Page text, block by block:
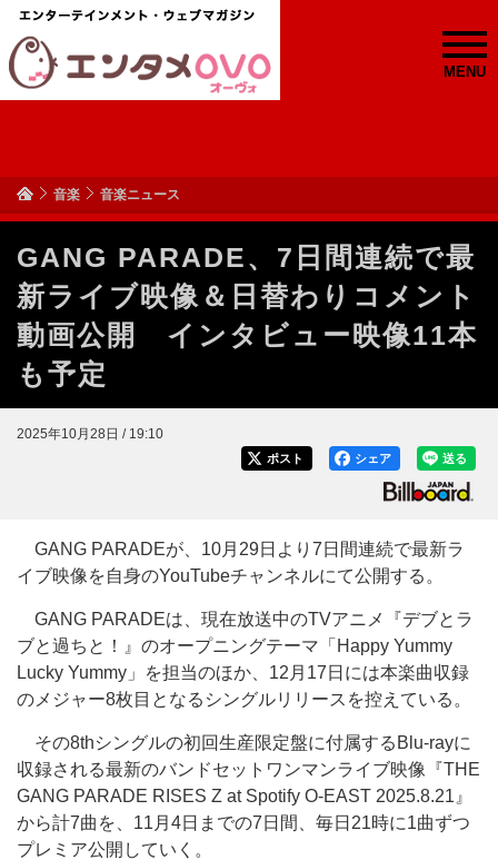
MENU
音楽 音楽ニュース
GANG PARADE、7日間連続で最
新ライブ映像＆日替わりコメント
動画公開 インタビュー映像11本
も予定
2025年10月28日 / 19:10
送る
シェア
ポスト
GANG PARADEが、10月29日より7日間連続で最新ラ
イブ映像を自身のYouTubeチャンネルにて公開する。
GANG PARADEは、現在放送中のTVアニメ『デブとラ
ブと過ちと！』のオープニングテーマ「Happy Yummy
Lucky Yummy」を担当のほか、12月17日には本楽曲収録
のメジャー8枚目となるシングルリリースを控えている。
その8thシングルの初回生産限定盤に付属するBlu-rayに
収録される最新のバンドセットワンマンライブ映像『THE
GANG PARADE RISES Z at Spotify O-EAST 2025.8.21』
から計7曲を、11月4日までの7日間、毎日21時に1曲ずつ
プレミア公開していく。